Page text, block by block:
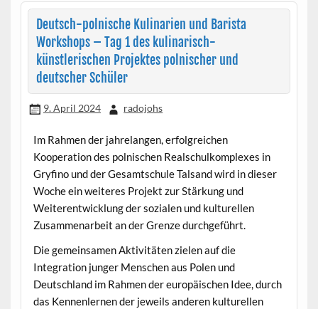
Deutsch-polnische Kulinarien und Barista
Workshops – Tag 1 des kulinarisch-
künstlerischen Projektes polnischer und
deutscher Schüler
9. April 2024 radojohs
Im Rahmen der jahrelangen, erfolgreichen
Kooperation des polnischen Realschulkomplexes in
Gryfino und der Gesamtschule Talsand wird in dieser
Woche ein weiteres Projekt zur Stärkung und
Weiterentwicklung der sozialen und kulturellen
Zusammenarbeit an der Grenze durchgeführt.
Die gemeinsamen Aktivitäten zielen auf die
Integration junger Menschen aus Polen und
Deutschland im Rahmen der europäischen Idee, durch
das Kennenlernen der jeweils anderen kulturellen